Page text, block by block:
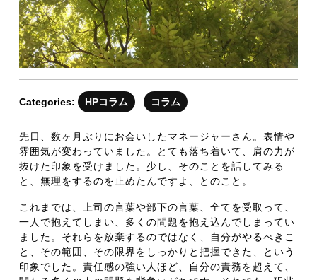
Categories: HPコラム コラム
先日、数ヶ月ぶりにお会いしたマネージャーさん。表情や
雰囲気が変わっていました。とても落ち着いて、肩の力が
抜けた印象を受けました。少し、そのことを話してみる
と、無理をするのを止めたんですよ、とのこと。
これまでは、上司の言葉や部下の言葉、全てを受取って、
一人で抱えてしまい、多くの問題を抱え込んでしまってい
ました。それらを放棄するのではなく、自分がやるべきこ
と、その範囲、その限界をしっかりと把握できた、という
印象でした。責任感の強い人ほど、自分の責務を超えて、